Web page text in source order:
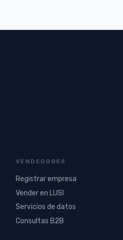
VENDEDORES
Registrar empresa
Vender en LUSI
Servicios de datos
Consultas B2B